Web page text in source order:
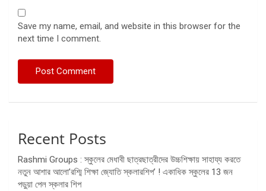
Save my name, email, and website in this browser for the
next time I comment.
Recent Posts
Rashmi Groups : স্কুলের মেধাবী ছাত্রছাত্রীদের উচ্চশিক্ষায় সাহায্য করতে
নতুন আশার আলো’রশ্মি শিক্ষা জ্যোতি স্কলারশিপ’ ! একাধিক স্কুলের 13 জন
পড়ুয়া পেল স্কলার শিপ